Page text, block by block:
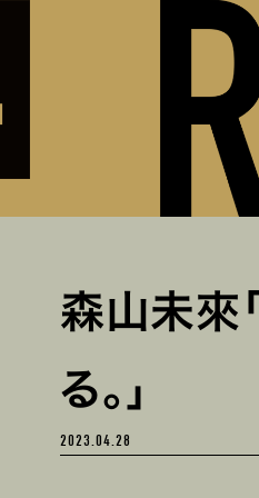
森山未來
る。」
2023.04.28